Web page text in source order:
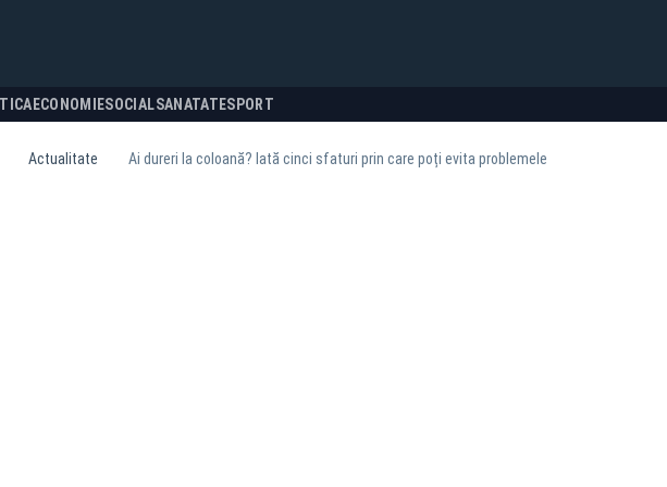
ECONOMIESOCIALSANATATESPORT
Actualitate Ai dureri la coloană? Iată cinci sfaturi prin care poți evita problemele